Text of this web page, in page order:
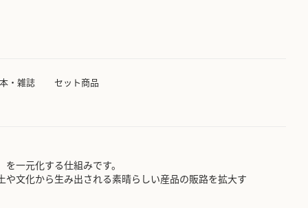
本・雑誌 セット商品
一元化する仕組みです。
文化から生み出される素晴らしい産品の販路を拡大す